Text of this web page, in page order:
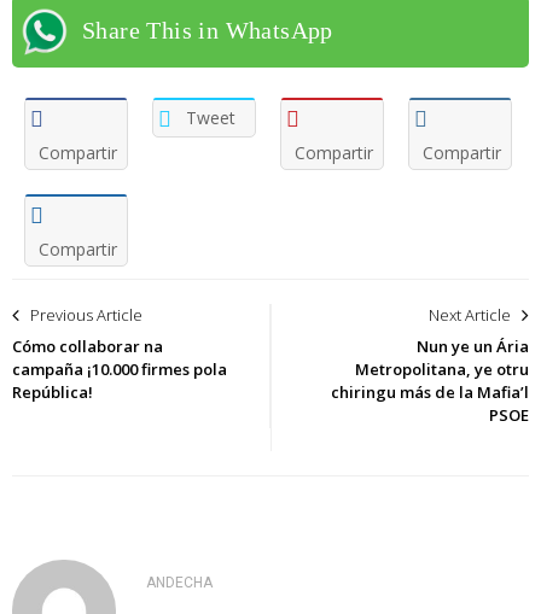
Share This in WhatsApp
Compartir
Tweet
Compartir
Compartir
Compartir
Navegación
de
entradas
Previous Article
Cómo collaborar na
campaña ¡10.000 firmes pola
República!
Next Article
Nun ye un Ária
Metropolitana, ye otru
chiringu más de la Mafia’l
PSOE
ANDECHA